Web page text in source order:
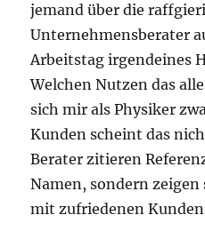
jemand über die
Unternehmensberater
Arbeitstag irgendeines
Welchen Nutzen das
sich mir als Physiker
Kunden scheint das
Berater zitieren
Namen, sondern
mit zufriedenen